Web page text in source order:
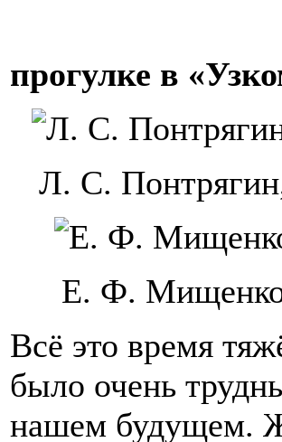
прогулке в
Л. С.
Е. Ф.
Всё это время
было очень
нашем будущем.